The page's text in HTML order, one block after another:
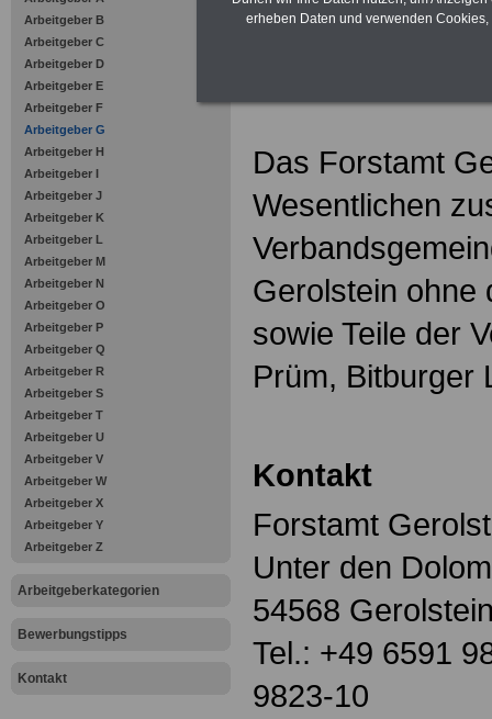
Arbeitgeber B
Arbeitgeber C
Arbeitgeber D
Arbeitgeber E
Arbeitgeber F
Arbeitgeber G
Arbeitgeber H
Arbeitgeber I
Arbeitgeber J
Arbeitgeber K
Arbeitgeber L
Arbeitgeber M
Arbeitgeber N
Arbeitgeber O
Arbeitgeber P
Arbeitgeber Q
Arbeitgeber R
Arbeitgeber S
Arbeitgeber T
Arbeitgeber U
Arbeitgeber V
Arbeitgeber W
Arbeitgeber X
Arbeitgeber Y
Arbeitgeber Z
Arbeitgeberkategorien
Bewerbungstipps
Kontakt
Das Forstamt
Wesentlichen
Gerolstein ohne
sowie Teile der
Prüm, Bitburger
Kontakt
Forstamt
Unter den
54568
Tel.: +49 6591
9823-10
erheben Daten und verwenden